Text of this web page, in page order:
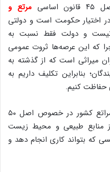
مرتع و
اختیار حکومت است و دولتی
و دولت فقط نسبت به
که این عرصه‌ها ثروت عمومی
میراثی است که از گذشته به
بنابراین تکلیف داریم به
حفاظت کنیم.
معاون حقوقی سازمان جنگل‌ها و مراتع کشور در خصوص اصل ۵۰
منابع طبیعی و محیط زیست
که بتواند کاری انجام دهد و